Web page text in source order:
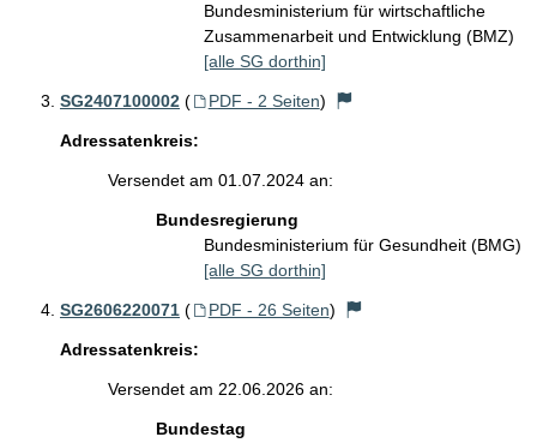
Bundesministerium für wirtschaftliche
Zusammenarbeit und Entwicklung (BMZ)
[alle SG dorthin]
SG2407100002 ( PDF - 2 Seiten)
Adressatenkreis:
Versendet am 01.07.2024 an:
Bundesregierung
Bundesministerium für Gesundheit (BMG)
[alle SG dorthin]
SG2606220071 ( PDF - 26 Seiten)
Adressatenkreis:
Versendet am 22.06.2026 an:
Bundestag